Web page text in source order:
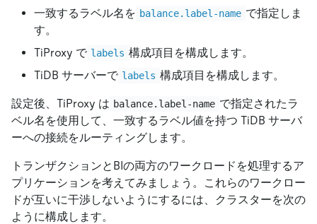
一致するラベル名を balance.label-name で指定しま
す。
TiProxy で labels 構成項目を構成します。
TiDB サーバーで labels 構成項目を構成します。
設定後、TiProxy は balance.label-name で指定されたラ
ベル名を使用して、一致するラベル値を持つ TiDB サーバ
ーへの接続をルーティングします。
トランザクションとBIの両方のワークロードを処理するア
プリケーションを考えてみましょう。これらのワークロー
ドが互いに干渉しないようにするには、クラスターを次の
ように構成します。